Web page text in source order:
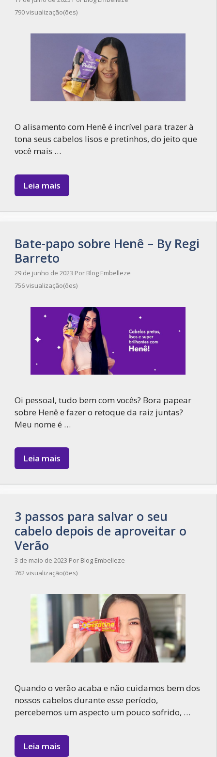
790 visualização(ões)
O alisamento com Henê é incrível para trazer à
tona seus cabelos lisos e pretinhos, do jeito que
você mais …
Leia mais
Bate-papo sobre Henê – By Regi
Barreto
29 de junho de 2023 Por Blog Embelleze
756 visualização(ões)
Oi pessoal, tudo bem com vocês? Bora papear
sobre Henê e fazer o retoque da raiz juntas?
Meu nome é …
Leia mais
3 passos para salvar o seu
cabelo depois de aproveitar o
Verão
3 de maio de 2023 Por Blog Embelleze
762 visualização(ões)
Quando o verão acaba e não cuidamos bem dos
nossos cabelos durante esse período,
percebemos um aspecto um pouco sofrido, …
Leia mais